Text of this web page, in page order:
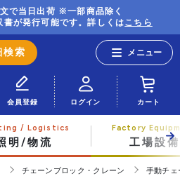
で当日出荷 ※一部商品除く
が発行可能です。詳しくはこちら
検索
会員登録 ログイン カート
明/物流 工場設備
チェーンブロック・クレーン 手動チェ